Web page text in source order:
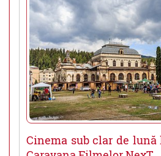
Cinema sub clar de lună